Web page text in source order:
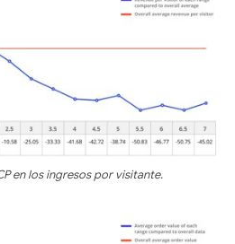
en los ingresos por visitante.